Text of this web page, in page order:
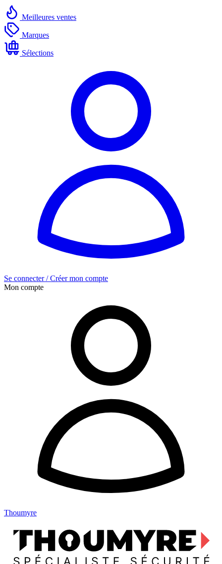
Meilleures ventes
Marques
Sélections
Se connecter / Créer mon compte
Mon compte
Thoumyre